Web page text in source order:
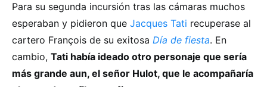
Para su segunda incursión tras las cámaras muchos
esperaban y pidieron que Jacques Tati recuperase al
cartero François de su exitosa Día de fiesta. En
cambio, Tati había ideado otro personaje que sería
más grande aun, el señor Hulot, que le acompañaría